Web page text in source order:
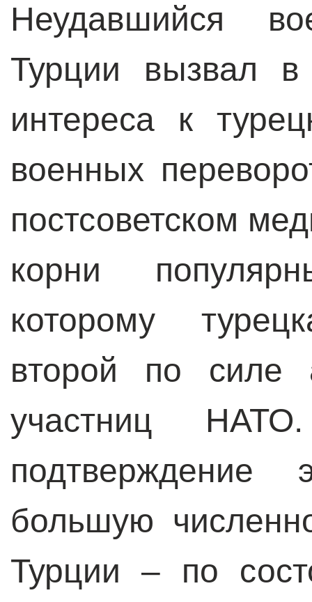
Неудавшийся
Турции вызвал
интереса к
военных
постсоветском
корни
которому
второй по силе
участниц
подтверждение
большую
Турции – по